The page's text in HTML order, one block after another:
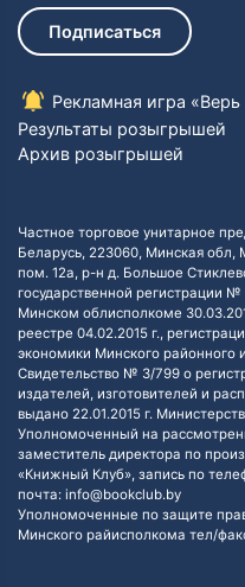
Подписаться
Рекламная игра
Результаты розыгрышей
Архив розыгрышей
Частное торговое унитарное
Беларусь, 223060, Минская обл,
пом. 12а, р-н д. Большое
государственной регистрации
Минском облисполкоме
реестре 04.02.2015 г.,
экономики Минского районного
Свидетельство № 3/799 о
издателей, изготовителей и
выдано 22.01.2015 г.
Уполномоченный на
заместитель директора по
«Книжный Клуб», запись по
почта: info@bookclub.by
Уполномоченные по защите
Минского райисполкома тел/